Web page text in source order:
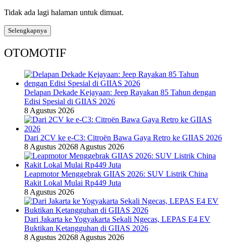
Tidak ada lagi halaman untuk dimuat.
Selengkapnya
OTOMOTIF
Delapan Dekade Kejayaan: Jeep Rayakan 85 Tahun dengan
Edisi Spesial di GIIAS 2026
8 Agustus 2026
Dari 2CV ke e-C3: Citroën Bawa Gaya Retro ke GIIAS 2026
8 Agustus 20268 Agustus 2026
Leapmotor Menggebrak GIIAS 2026: SUV Listrik China
Rakit Lokal Mulai Rp449 Juta
8 Agustus 2026
Dari Jakarta ke Yogyakarta Sekali Ngecas, LEPAS E4 EV
Buktikan Ketangguhan di GIIAS 2026
8 Agustus 20268 Agustus 2026